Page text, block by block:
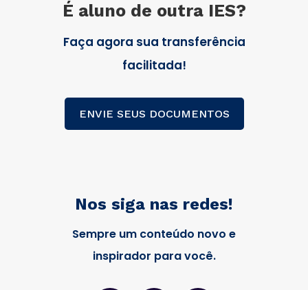
É aluno de outra IES?
Faça agora sua transferência
facilitada!
ENVIE SEUS DOCUMENTOS
Nos siga nas redes!
Sempre um conteúdo novo e
inspirador para você.